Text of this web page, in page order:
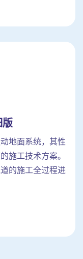
版
地面系统，其性
施工技术方案。
的施工全过程进